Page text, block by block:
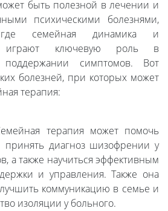
быть полезной в лечении и
психическими болезнями,
семейная динамика и
играют ключевую роль в
симптомов. Вот
болезней, при которых может
терапия:
терапия может помочь
принять диагноз шизофрении у
а также научиться эффективным
и управления. Также она
коммуникацию в семье и
изоляции у больного.